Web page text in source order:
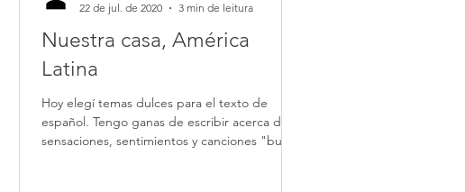
Nuestra casa, América
Latina
Hoy elegí temas dulces para el texto de
español. Tengo ganas de escribir acerca de
sensaciones, sentimientos y canciones "buena
22 de jul. de 2020
3 min de leitura